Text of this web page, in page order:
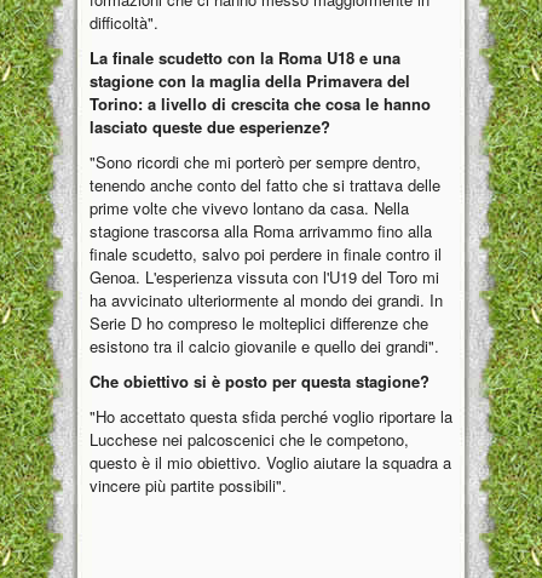
difficoltà".
La finale scudetto con la Roma U18 e una
stagione con la maglia della Primavera del
Torino: a livello di crescita che cosa le hanno
lasciato queste due esperienze?
"Sono ricordi che mi porterò per sempre dentro,
tenendo anche conto del fatto che si trattava delle
prime volte che vivevo lontano da casa. Nella
stagione trascorsa alla Roma arrivammo fino alla
finale scudetto, salvo poi perdere in finale contro il
Genoa. L'esperienza vissuta con l'U19 del Toro mi
ha avvicinato ulteriormente al mondo dei grandi. In
Serie D ho compreso le molteplici differenze che
esistono tra il calcio giovanile e quello dei grandi".
Che obiettivo si è posto per questa stagione?
"Ho accettato questa sfida perché voglio riportare la
Lucchese nei palcoscenici che le competono,
questo è il mio obiettivo. Voglio aiutare la squadra a
vincere più partite possibili".